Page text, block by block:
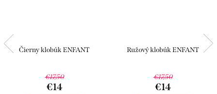
Čierny klobúk ENFANT
€17,50
€14
Ružový klobúk ENFANT
€17,50
€14